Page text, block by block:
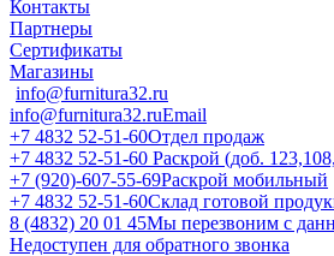
Контакты
Партнеры
Сертификаты
Магазины
info@furnitura32.ru
info@furnitura32.ruEmail
+7 4832 52-51-60Отдел продаж
+7 4832 52-51-60 Раскрой (доб.
+7 (920)-607-55-69Раскрой мобильный
+7 4832 52-51-60Склад готовой
8 (4832) 20 01 45Мы перезвоним с
Недоступен для обратного звонка